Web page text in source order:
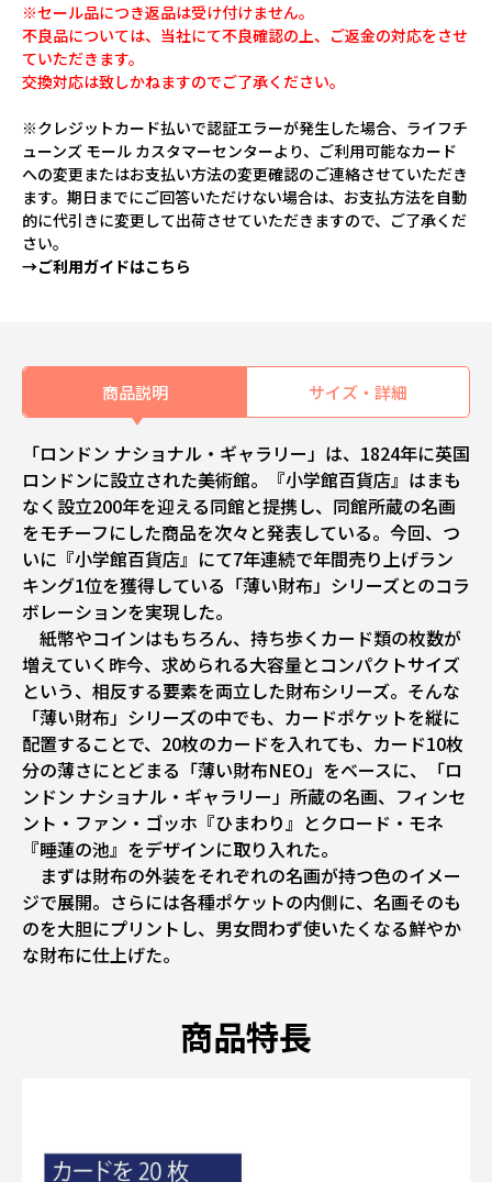
※セール品につき返品は受け付けません。
不良品については、当社にて不良確認の上、ご返金の対応をさせ
ていただきます。
交換対応は致しかねますのでご了承ください。
※クレジットカード払いで認証エラーが発生した場合、ライフチ
ューンズ モール カスタマーセンターより、ご利用可能なカード
への変更またはお支払い方法の変更確認のご連絡させていただき
ます。期日までにご回答いただけない場合は、お支払方法を自動
的に代引きに変更して出荷させていただきますので、ご了承くだ
さい。
→ご利用ガイドはこちら
商品説明 サイズ・詳細
「ロンドン ナショナル・ギャラリー」は、1824年に英国
ロンドンに設立された美術館。『小学館百貨店』はまも
なく設立200年を迎える同館と提携し、同館所蔵の名画
をモチーフにした商品を次々と発表している。今回、つ
いに『小学館百貨店』にて7年連続で年間売り上げラン
キング1位を獲得している「薄い財布」シリーズとのコラ
ボレーションを実現した。
紙幣やコインはもちろん、持ち歩くカード類の枚数が
増えていく昨今、求められる大容量とコンパクトサイズ
という、相反する要素を両立した財布シリーズ。そんな
「薄い財布」シリーズの中でも、カードポケットを縦に
配置することで、20枚のカードを入れても、カード10枚
分の薄さにとどまる「薄い財布NEO」をベースに、「ロ
ンドン ナショナル・ギャラリー」所蔵の名画、フィンセ
ント・ファン・ゴッホ『ひまわり』とクロード・モネ
『睡蓮の池』をデザインに取り入れた。
まずは財布の外装をそれぞれの名画が持つ色のイメー
ジで展開。さらには各種ポケットの内側に、名画そのも
のを大胆にプリントし、男女問わず使いたくなる鮮やか
な財布に仕上げた。
商品特長